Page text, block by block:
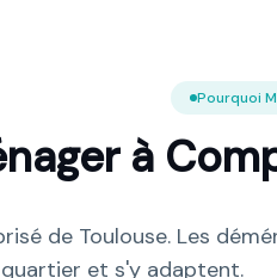
Pourquoi
à
de Toulouse. Les
et s'y adaptent.